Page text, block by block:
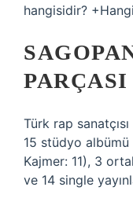
hangisidir?
PARÇASI
Türk rap
15 stüdyo
Kajmer: 11), 3
ve 14 single